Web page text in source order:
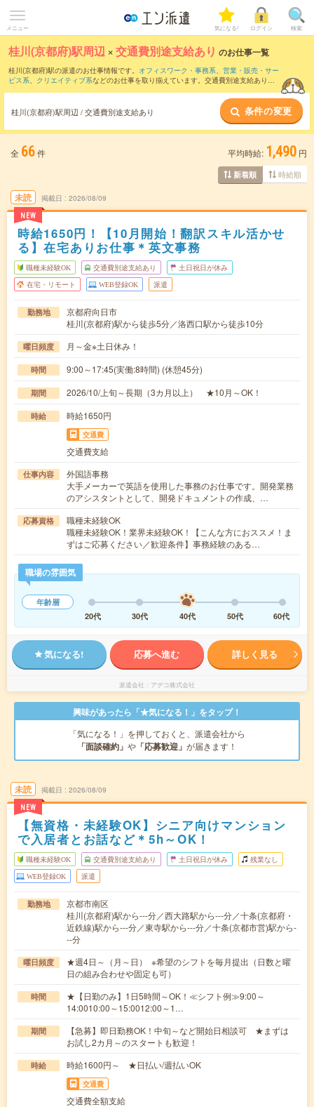
メニュー 気になる! ログイン 検索
桂川(京都府)駅周辺 ×交通費別途支給あり のお仕事一覧
桂川(京都府)駅の派遣のお仕事情報です。 オフィスワーク・事務系、 営業・販売・サー
ビス系、 クリエイティブ系などのお仕事を取り揃えています。交通費別途支給ありの
桂川(京都府)駅周辺 / 交通費別途支給あり 条件の変更
全 66件 平均時給: 1,490 円
新着順 時給順
未読
NEW
掲載日 2026/08/09
時給1650円！【10月開始！翻訳スキル活かせ
る】在宅ありお仕事＊英文事務
職種未経験OK 交通費別途支給あり 土日祝日が休み
在宅・リモート WEB登録OK 派遣
勤務地
京都府向日市
桂川(京都府)駅から徒歩5分／洛西口駅から徒歩10分
曜日頻度 月～金※土日休み！
時間 9:00～17:45(実働:8時間) (休憩45分)
期間 2026/10/上旬～長期（3カ月以上） ★10月～OK！
時給 時給1650円
交通費
交通費支給
仕事内容
外国語事務
大手メーカーで英語を使用した事務のお仕事です。開発業務
のアシスタントとして、開発ドキュメントの作成、…
応募資格
職種未経験OK
職種未経験OK！業界未経験OK！【こんな方におススメ！ま
ずはご応募ください／歓迎条件】事務経験のある…
職場の雰囲気
年齢層
20代
30代 40代 50代 60代
気になる! 応募へ進む 詳しく見る
派遣会社 アデコ株式会社
興味があったら「★気になる！」をタップ！
「気になる！」を押しておくと、派遣会社から
「面談確約」 や 「応募歓迎」 が届きます！
未読
NEW
掲載日 2026/08/09
【無資格・未経験OK】シニア向けマンション
で入居者とお話など＊5h～OK！
職種未経験OK 交通費別途支給あり 土日祝日が休み 残業なし
WEB登録OK 派遣
勤務地
京都市南区
桂川(京都府)駅から---分／西大路駅から---分／十条(京都府・
近鉄線)駅から---分／東寺駅から---分／十条(京都市営)駅から-
--分
曜日頻度
★週4日～（月～日） ※希望のシフトを毎月提出（日数と曜
日の組み合わせや固定も可）
時間
★【日勤のみ】1日5時間～OK！≪シフト例≫9:00～
14:0010:00～15:0012:00～1…
期間
【急募】即日勤務OK！中旬～など開始日相談可 ★まずは
お試し2カ月～のスタートも歓迎！
時給 時給1600円～ ★日払い/週払いOK
交通費
交通費全額支給